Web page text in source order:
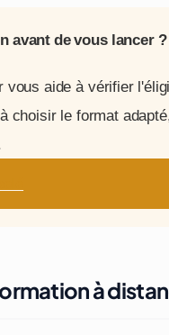
avant de vous lancer ?
vous aide à vérifier
choisir le format
à